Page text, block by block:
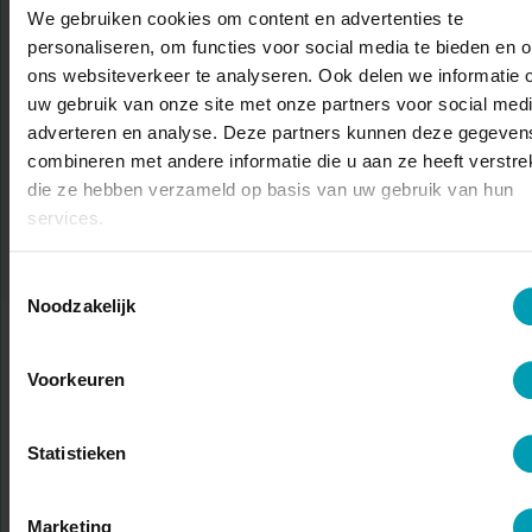
We gebruiken cookies om content en advertenties te
personaliseren, om functies voor social media te bieden en
ons websiteverkeer te analyseren. Ook delen we informatie
uw gebruik van onze site met onze partners voor social
adverteren en analyse. Deze partners kunnen deze
combineren met andere informatie die u aan ze heeft
die ze hebben verzameld op basis van uw gebruik van hun
services.
Noodzakelijk
Voorkeuren
Statistieken
Marketing
INFORMATIE OPVRAGEN
OF NEEM CONTACT OP MET EEN BION-TEAMLID